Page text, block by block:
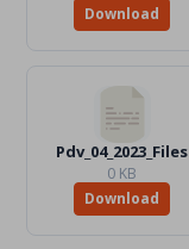
Download
Pdv_04_2023_Files
0 KB
Download